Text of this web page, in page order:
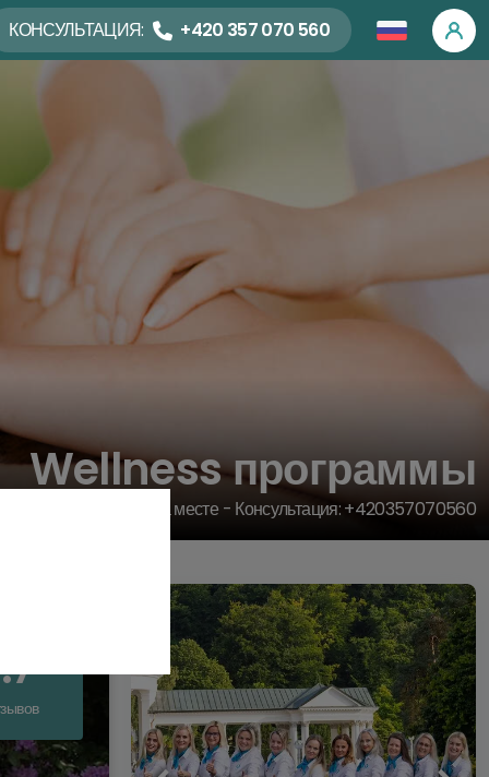
КОНСУЛЬТАЦИЯ: +420 357 070 560
Wellness программы
Офис прямо на месте - Консультация: +420357070560